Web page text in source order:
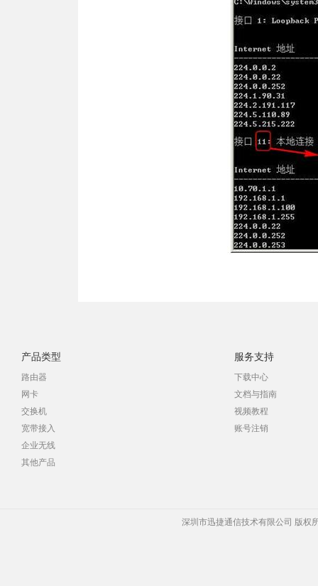
产品类型
路由器
网卡
交换机
宽带接入
企业无线
其他产品
服务支持
下载中心
文档与指南
视频教程
账号注销
深圳市迅捷通信技术有限公司 版权